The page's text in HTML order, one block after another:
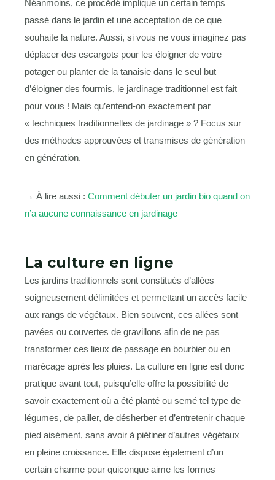
Néanmoins, ce procédé implique un certain temps
passé dans le jardin et une acceptation de ce que
souhaite la nature. Aussi, si vous ne vous imaginez pas
déplacer des escargots pour les éloigner de votre
potager ou planter de la tanaisie dans le seul but
d’éloigner des fourmis, le jardinage traditionnel est fait
pour vous ! Mais qu’entend-on exactement par
« techniques traditionnelles de jardinage » ? Focus sur
des méthodes approuvées et transmises de génération
en génération.
→ À lire aussi : Comment débuter un jardin bio quand on
n’a aucune connaissance en jardinage
La culture en ligne
Les jardins traditionnels sont constitués d’allées
soigneusement délimitées et permettant un accès facile
aux rangs de végétaux. Bien souvent, ces allées sont
pavées ou couvertes de gravillons afin de ne pas
transformer ces lieux de passage en bourbier ou en
marécage après les pluies. La culture en ligne est donc
pratique avant tout, puisqu’elle offre la possibilité de
savoir exactement où a été planté ou semé tel type de
légumes, de pailler, de désherber et d’entretenir chaque
pied aisément, sans avoir à piétiner d’autres végétaux
en pleine croissance. Elle dispose également d’un
certain charme pour quiconque aime les formes